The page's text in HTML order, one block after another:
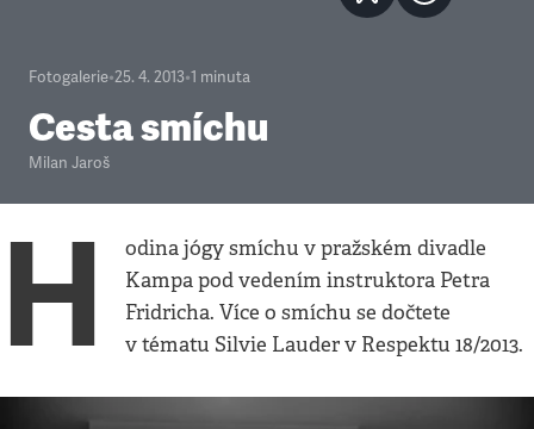
Fotogalerie•25. 4. 2013•1 minuta
Cesta smíchu
Milan Jaroš
H
odina jógy smíchu v pražském divadle
Kampa pod vedením instruktora Petra
Fridricha. Více o smíchu se dočtete
v tématu Silvie Lauder v Respektu 18/2013.